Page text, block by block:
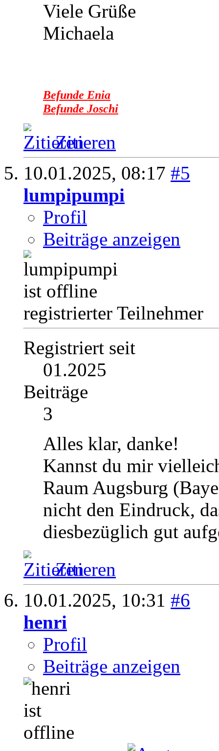
Viele Grüße
Michaela
Befunde Enia
Befunde Joschi
Zitieren
10.01.2025, 08:17 #5
lumpipumpi
Profil
Beiträge anzeigen
registrierter Teilnehmer
Registriert seit
01.2025
Beiträge
3
Alles klar, danke!
Kannst du mir
Raum Augsburg
nicht den Eindruck,
diesbezüglich gut
Zitieren
10.01.2025, 10:31 #6
henri
Profil
Beiträge anzeigen